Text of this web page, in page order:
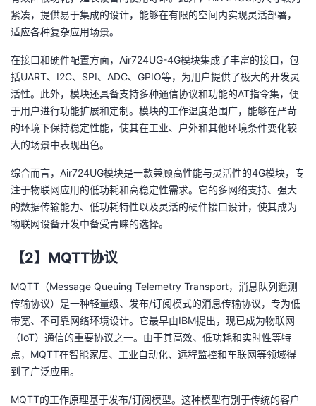
紧凑，提供易于集成的设计，能够在有限的空间内实现灵活部署，
适应各种复杂应用场景。
在接口和硬件配置方面，Air724UG-4G模块集成了丰富的接口，包
括UART、I2C、SPI、ADC、GPIO等，为用户提供了极大的开发灵
活性。此外，模块还具备支持多种通信协议和功能的AT指令集，便
于用户进行功能扩展和定制。模块的工作温度范围广，能够在严苛
的环境下保持稳定性能，使其在工业、户外和其他环境条件变化较
大的场景中表现出色。
综合而言，Air724UG模块是一款兼顾高性能与灵活性的4G模块，专
注于物联网应用的低功耗和高稳定性需求。它的多网络支持、强大
的数据传输能力、低功耗特性以及灵活的硬件接口设计，使其成为
物联网设备开发中备受青睐的选择。
【2】MQTT协议
MQTT（Message Queuing Telemetry Transport，消息队列遥测
传输协议）是一种轻量级、发布/订阅模式的消息传输协议，专为低
带宽、不可靠网络环境设计。它最早由IBM提出，现已成为物联网
（IoT）通信的重要协议之一。由于其高效、低功耗和实时性等特
点，MQTT在智能家居、工业自动化、远程监控和车联网等领域得
到了广泛应用。
MQTT的工作原理基于发布/订阅模型。这种模型有别于传统的客户